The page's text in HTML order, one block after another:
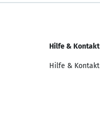
Hilfe & Kontakt
Hilfe & Kontakt